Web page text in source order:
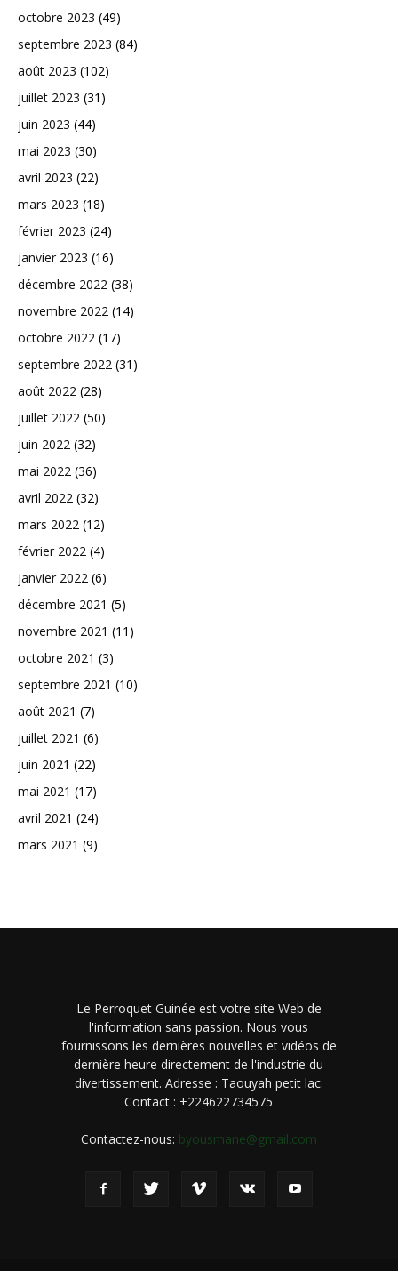
octobre 2023 (49)
septembre 2023 (84)
août 2023 (102)
juillet 2023 (31)
juin 2023 (44)
mai 2023 (30)
avril 2023 (22)
mars 2023 (18)
février 2023 (24)
janvier 2023 (16)
décembre 2022 (38)
novembre 2022 (14)
octobre 2022 (17)
septembre 2022 (31)
août 2022 (28)
juillet 2022 (50)
juin 2022 (32)
mai 2022 (36)
avril 2022 (32)
mars 2022 (12)
février 2022 (4)
janvier 2022 (6)
décembre 2021 (5)
novembre 2021 (11)
octobre 2021 (3)
septembre 2021 (10)
août 2021 (7)
juillet 2021 (6)
juin 2021 (22)
mai 2021 (17)
avril 2021 (24)
mars 2021 (9)
Le Perroquet Guinée est votre site Web de
l'information sans passion. Nous vous
fournissons les dernières nouvelles et vidéos de
dernière heure directement de l'industrie du
divertissement. Adresse : Taouyah petit lac.
Contact : +224622734575
Contactez-nous: byousmane@gmail.com